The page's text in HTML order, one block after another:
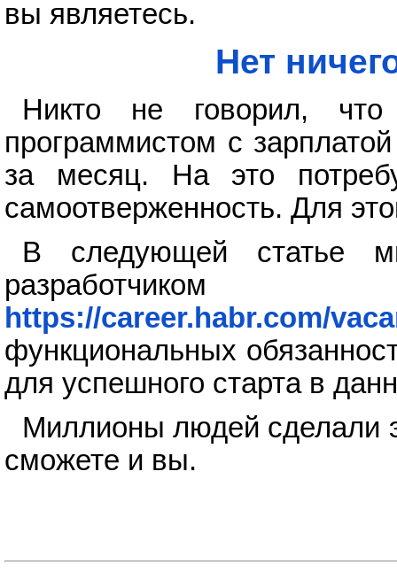
вы являетесь.
Нет
Никто не говорил,
программистом с
за месяц. На это
самоотверженность. Для
В следующей статье
разработчиком
https://career.habr.com/
функциональных
для успешного старта в
Миллионы людей сделали
сможете и вы.